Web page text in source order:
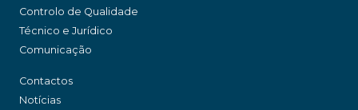
Controlo de Qualidade
Técnico e Jurídico
Comunicação
Contactos
Notícias